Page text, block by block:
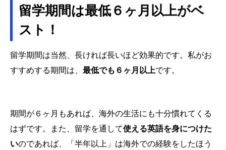
留学期間は最低６ヶ月以上がベ
スト！
留学期間は当然、長ければ長いほど効果的です。私がお
すすめする期間は、 最低でも６ヶ月以上です。
期間が６ヶ月もあれば、海外の生活にも十分慣れてくる
はずです。また、留学を通して使える英語を身につけた
いのであれば、「半年以上」は海外での経験をしたほう